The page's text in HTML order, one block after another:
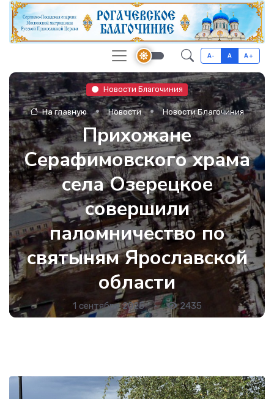
A- A A+
Новости Благочиния
На главную Новости Новости Благочиния
Прихожане
Серафимовского храма
села Озерецкое
совершили
паломничество по
святыням Ярославской
области
1 сентября 2025 • 2435